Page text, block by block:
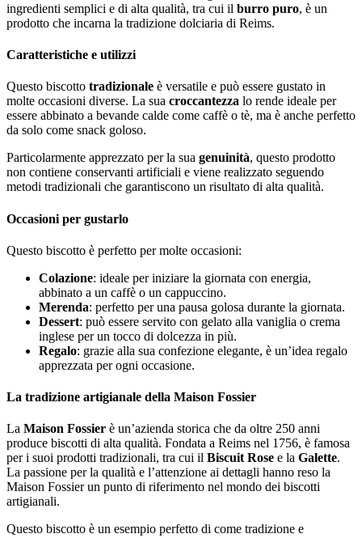
ingredienti semplici e di alta qualità, tra cui il burro puro, è un
prodotto che incarna la tradizione dolciaria di Reims.
Caratteristiche e utilizzi
Questo biscotto tradizionale è versatile e può essere gustato in
molte occasioni diverse. La sua croccantezza lo rende ideale per
essere abbinato a bevande calde come caffè o tè, ma è anche perfetto
da solo come snack goloso.
Particolarmente apprezzato per la sua genuinità, questo prodotto
non contiene conservanti artificiali e viene realizzato seguendo
metodi tradizionali che garantiscono un risultato di alta qualità.
Occasioni per gustarlo
Questo biscotto è perfetto per molte occasioni:
Colazione: ideale per iniziare la giornata con energia,
abbinato a un caffè o un cappuccino.
Merenda: perfetto per una pausa golosa durante la giornata.
Dessert: può essere servito con gelato alla vaniglia o crema
inglese per un tocco di dolcezza in più.
Regalo: grazie alla sua confezione elegante, è un’idea regalo
apprezzata per ogni occasione.
La tradizione artigianale della Maison Fossier
La Maison Fossier è un’azienda storica che da oltre 250 anni
produce biscotti di alta qualità. Fondata a Reims nel 1756, è famosa
per i suoi prodotti tradizionali, tra cui il Biscuit Rose e la Galette.
La passione per la qualità e l’attenzione ai dettagli hanno reso la
Maison Fossier un punto di riferimento nel mondo dei biscotti
artigianali.
Questo biscotto è un esempio perfetto di come tradizione e